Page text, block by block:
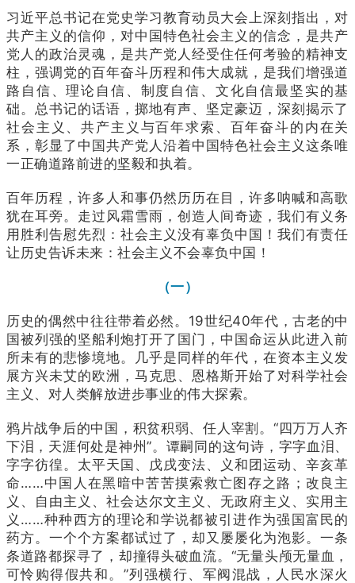
习近平总书记在党史学习教育动员大会上深刻指出，对
共产主义的信仰，对中国特色社会主义的信念，是共产
党人的政治灵魂，是共产党人经受住任何考验的精神支
柱，强调党的百年奋斗历程和伟大成就，是我们增强道
路自信、理论自信、制度自信、文化自信最坚实的基
础。总书记的话语，掷地有声、坚定豪迈，深刻揭示了
社会主义、共产主义与百年求索、百年奋斗的内在关
系，彰显了中国共产党人沿着中国特色社会主义这条唯
一正确道路前进的坚毅和执着。
百年历程，许多人和事仍然历历在目，许多呐喊和高歌
犹在耳旁。走过风霜雪雨，创造人间奇迹，我们有义务
用胜利告慰先烈：社会主义没有辜负中国！我们有责任
让历史告诉未来：社会主义不会辜负中国！
（一）
历史的偶然中往往带着必然。19世纪40年代，古老的中
国被列强的坚船利炮打开了国门，中国命运从此进入前
所未有的悲惨境地。几乎是同样的年代，在资本主义发
展方兴未艾的欧洲，马克思、恩格斯开始了对科学社会
主义、对人类解放进步事业的伟大探索。
鸦片战争后的中国，积贫积弱、任人宰割。“四万万人齐
下泪，天涯何处是神州”。谭嗣同的这句诗，字字血泪、
字字彷徨。太平天国、戊戌变法、义和团运动、辛亥革
命……中国人在黑暗中苦苦摸索救亡图存之路；改良主
义、自由主义、社会达尔文主义、无政府主义、实用主
义……种种西方的理论和学说都被引进作为强国富民的
药方。一个个方案都试过了，却又屡屡化为泡影。一条
条道路都探寻了，却撞得头破血流。“无量头颅无量血，
可怜购得假共和。”列强横行、军阀混战，人民水深火